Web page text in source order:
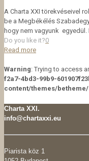
A Charta XXI törekvéseivel
be a Megbékélés
hogy nem vagyunk
Do you like it?0
Read more
Warning: Trying to access
f2a7-4bd3-99b9-
content/themes/
Charta XXI.
info@chartaxxi.eu
Piarista köz 1